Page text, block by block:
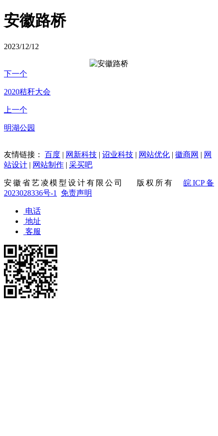
安徽路桥
2023/12/12
下一个
2020秸秆大会
上一个
明湖公园
友情链接： 百度 | 网新科技 | 诏业科技 | 网站优化 | 徽商网 | 网
站设计 | 网站制作 | 采买吧
安徽省艺凌模型设计有限公司 版权所有皖ICP备
2023028336号-1
免责声明
电话
地址
客服